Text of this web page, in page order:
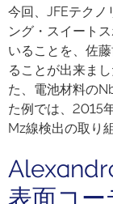
今回、JFEテクノ
ング・スイート
いることを、佐
ることが出来ま
た、電池材料の
た例では、2015
Mz線検出の取り
表面コ